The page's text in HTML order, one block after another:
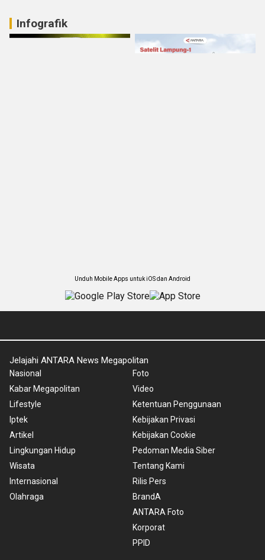
Infografik
Unduh Mobile Apps untuk iOS dan Android
Jelajahi ANTARA News Megapolitan
Nasional
Kabar Megapolitan
Lifestyle
Iptek
Artikel
Lingkungan Hidup
Wisata
Internasional
Olahraga
Foto
Video
Ketentuan Penggunaan
Kebijakan Privasi
Kebijakan Cookie
Pedoman Media Siber
Tentang Kami
Rilis Pers
BrandA
ANTARA Foto
Korporat
PPID